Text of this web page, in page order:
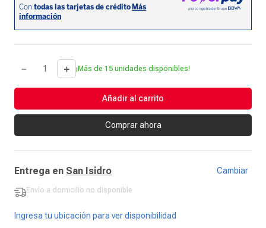
＋
－ ¡Más de 15 unidades disponibles!
Añadir al carrito
Comprar ahora
Entrega en San Isidro Cambiar
Envío a domicilio no disponible
-
Ingresa tu ubicación para ver disponibilidad